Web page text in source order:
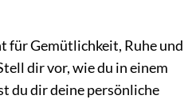
für Gemütlichkeit, Ruhe und
dir vor, wie du in einem
du dir deine persönliche